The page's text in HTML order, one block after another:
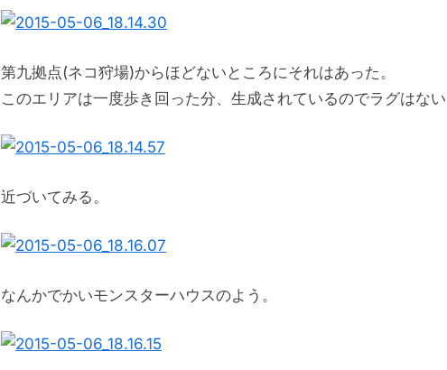
寺
に
第九拠点(ネコ狩場)からほどないところにそれはあった。
このエリアは一度歩き回った分、生成されているのでラグはな
近づいてみる。
なんかでかいモンスターハウスのよう。